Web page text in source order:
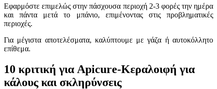
Εφαρμόστε επιμελώς στην πάσχουσα περιοχή 2-3 φορές την ημέρα
και πάντα μετά το μπάνιο, επιμένοντας στις προβληματικές
περιοχές.
Για μέγιστα αποτελέσματα, καλύπτουμε με γάζα ή αυτοκόλλητο
επίθεμα.
10 κριτική για Apicure-Κεραλοιφή για
κάλους και σκληρύνσεις